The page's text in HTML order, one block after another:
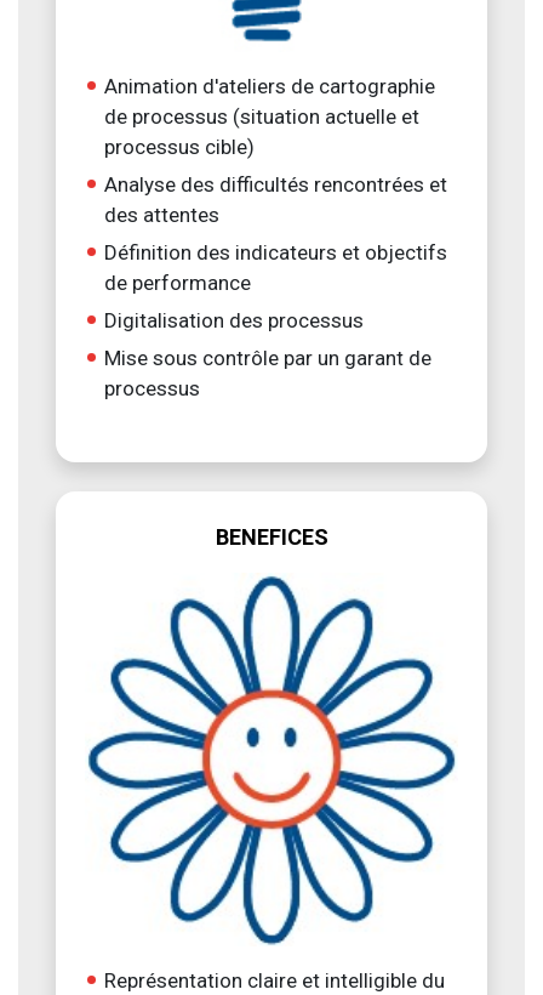
Animation d'ateliers de cartographie
de processus (situation actuelle et
processus cible)
Analyse des difficultés rencontrées et
des attentes
Définition des indicateurs et objectifs
de performance
Digitalisation des processus
Mise sous contrôle par un garant de
processus
BENEFICES
Représentation claire et intelligible du